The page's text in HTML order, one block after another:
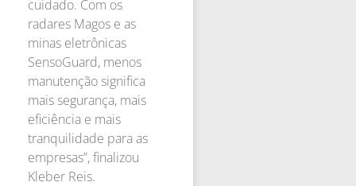
cuidado. Com os
radares Magos e as
minas eletrônicas
SensoGuard, menos
manutenção significa
mais segurança, mais
eficiência e mais
tranquilidade para as
empresas”, finalizou
Kleber Reis.